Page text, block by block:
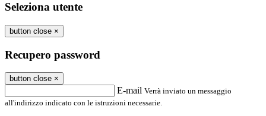
Seleziona utente
button close ×
Recupero password
button close ×
E-mail Verrà inviato un messaggio
all'indirizzo indicato con le istruzioni necessarie.